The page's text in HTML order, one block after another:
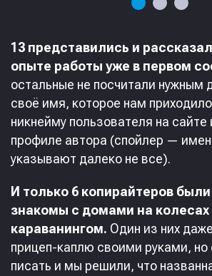
13 представились и
опыте работы уже в первом
остальные не посчитали нужным
своё имя, которое нам
никнейму пользователя на
профиле автора (спойлер —
указывают далеко не все).
И только 6 копирайтеров
знакомы с домами на колесах
караванингом. Один из них
прицеп-каплю своими руками, но
писать и мы решили, что